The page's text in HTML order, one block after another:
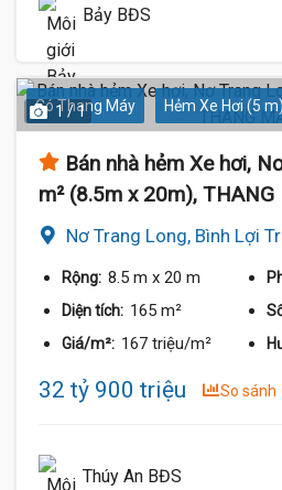
Bảy BĐS
Có Thang Máy Hẻm Xe Hơi (5 m)
1 / 1
Bán nhà hẻm Xe hơi,
m² (8.5m x 20m), THANG
Nơ Trang Long, Bình Lợi
Rộng: 8.5 m x 20 m
Diện tích: 165 m²
Giá/m²: 167 triệu/m²
32 tỷ 900 triệu So sánh
Thúy An BĐS